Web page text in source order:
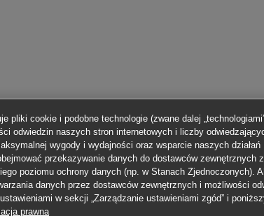
pliki cookie i podobne technologie (zwane dalej
odwiedzin naszych stron internetowych i liczby
wygody i wydajności oraz wsparcie naszych działań
przekazywanie danych do dostawców zewnętrznych
poziomu ochrony danych (np. w Stanach Zjednoczonych).
danych przez dostawców zewnętrznych i możliwości
w sekcji „Zarządzanie ustawieniami zgód” i
prawna